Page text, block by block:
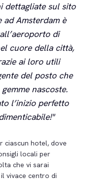
dettagliate sul sito
ad Amsterdam è
di
cuore della città,
ai loro utili
del posto che
nascoste.
l’inizio perfetto
ciascun hotel, dove
locali per
che vi sarai
vivace centro di